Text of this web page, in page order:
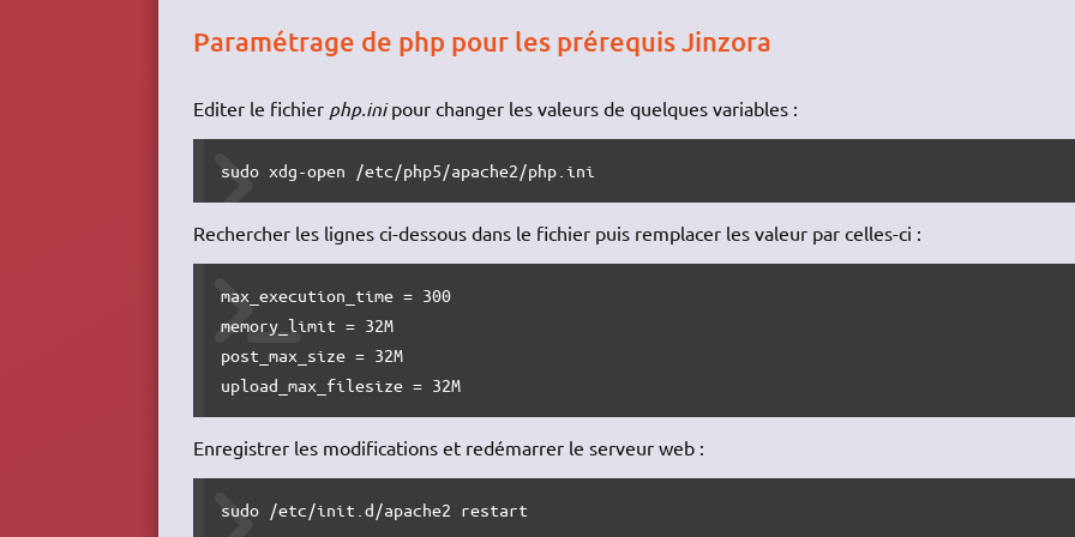
Paramétrage de php pour les prérequis Jinzora
Editer le fichier php.inipour changer les valeurs de quelques variables :
sudo xdg-open /etc/php5/apache2/php.ini
Rechercher les lignes ci-dessous dans le fichier puis remplacer les valeur par celles-ci :
max_execution_time = 300
memory_limit = 32M
post_max_size = 32M
upload_max_filesize = 32M
Enregistrer les modifications et redémarrer le serveur web :
sudo /etc/init.d/apache2 restart